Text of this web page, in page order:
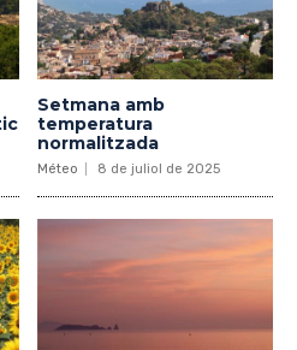
Setmana amb
temperatura
normalitzada
Méteo 8 de juliol de 2025